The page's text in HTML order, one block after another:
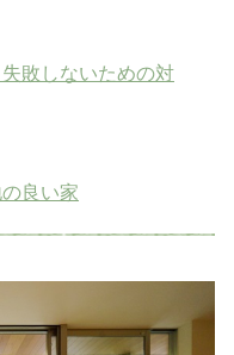
敗しないための対
良い家